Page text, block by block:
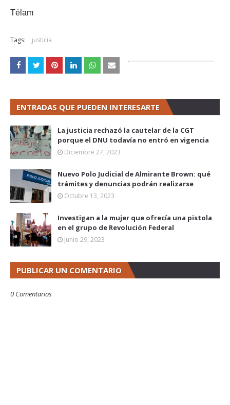
Télam
Tags: justicia
ENTRADAS QUE PUEDEN INTERESARTE
La justicia rechazó la cautelar de la CGT
porque el DNU todavía no entró en vigencia
Diciembre 27, 2023
Nuevo Polo Judicial de Almirante Brown: qué
trámites y denuncias podrán realizarse
Octubre 13, 2023
Investigan a la mujer que ofrecía una pistola
en el grupo de Revolución Federal
Junio 29, 2023
PUBLICAR UN COMENTARIO
0 Comentarios